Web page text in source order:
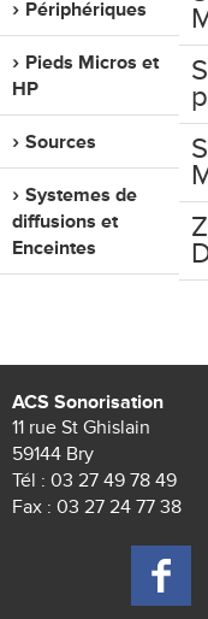
Périphériques
Pieds Micros et
HP
Sources
Systemes de
diffusions et
Enceintes
ACS Sonorisation
11 rue St Ghislain
59144 Bry
Tél : 03 27 49 78 49
Fax : 03 27 24 77 38